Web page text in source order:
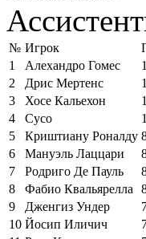
№ Игрок
1
Алехандро Гомес
2
Дрис Мертенс
3
Хосе Кальехон
4
Сусо
5
Криштиану Роналду
6
Мануэль Лаццари
7
Родриго Де Пауль
8
Фабио Квальярелла
9
Дженгиз Ундер
10 Йосип Иличич